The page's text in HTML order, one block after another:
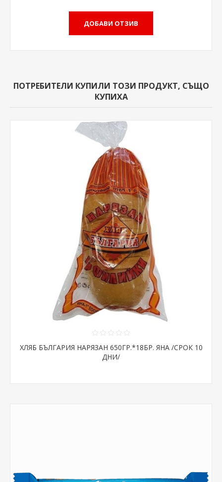
ПОТРЕБИТЕЛИ КУПИЛИ ТОЗИ ПРОДУКТ, СЪЩО
КУПИХА
ХЛЯБ БЪЛГАРИЯ НАРЯЗАН 650ГР.*18БР. ЯНА /СРОК 10
ДНИ/